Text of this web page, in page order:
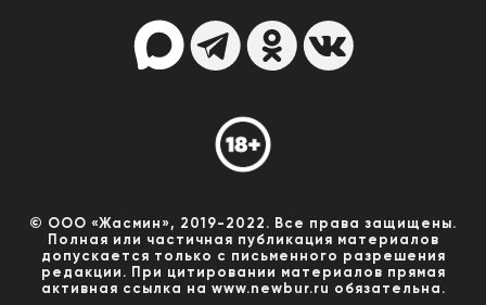
© ООО «Жасмин», 2019-2022. Все права защищены.
Полная или частичная публикация материалов
допускается только с письменного разрешения
редакции. При цитировании материалов прямая
активная ссылка на www.newbur.ru обязательна.